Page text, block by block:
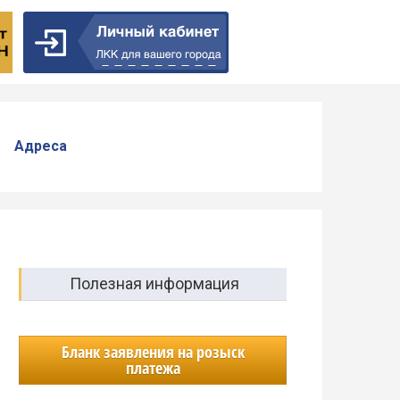
Адреса
Полезная информация
Бланк заявления на розыск
платежа